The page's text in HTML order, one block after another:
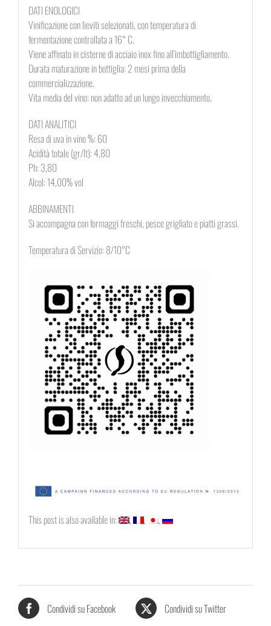
DATI ENOLOGICI
Vinificazione con lieviti selezionati, con temperatura di
fermentazione controllata a 16° C.
Viene affinato in cisterne di acciaio inox fino all’imbottigliamento.
Durata maturazione in bottiglia: 2 mesi prima della
commercializzazione.
Vita media del vino: non adatto ad un lungo invecchiamento.
DATI ANALITICI
Resa di uva in vino %: 60
Acidità totale (gr/lt): 4,80
Ph: 3,80
Alcol: 14,00% vol
ABBINAMENTI
Si accompagna con formaggi freschi, pesce grigliato e piatti grassi.
Temperatura di Servizio: 8/10°C
This post is also available in:
Condividi su Facebook Condividi su Twitter